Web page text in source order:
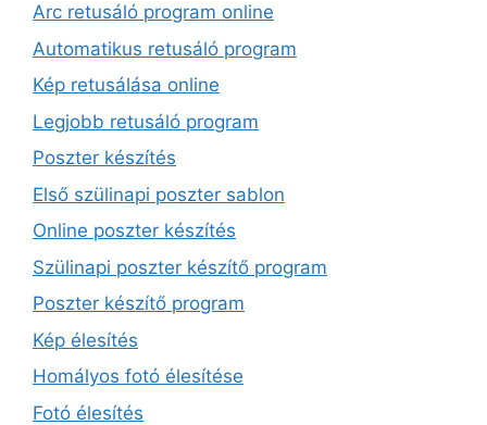
Arc retusáló program online
Automatikus retusáló program
Kép retusálása online
Legjobb retusáló program
Poszter készítés
Első szülinapi poszter sablon
Online poszter készítés
Szülinapi poszter készítő program
Poszter készítő program
Kép élesítés
Homályos fotó élesítése
Fotó élesítés